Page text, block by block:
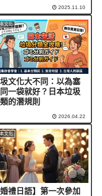
2025.11.10
文化
文化大不同：以為塞
一袋就好？日本垃圾
的潛規則
2026.04.22
文化
婚禮日語】第一次參加